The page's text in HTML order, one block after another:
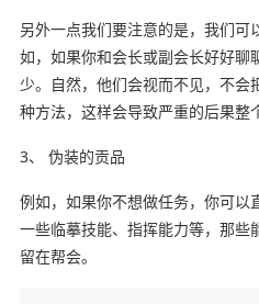
另外一点我们要注意的是，我们可
如，如果你和会长或副会长好好聊
少。自然，他们会视而不见，不
种方法，这样会导致严重的后果整
3、 伪装的贡品
例如，如果你不想做任务，你可以
一些临摹技能、指挥能力等，那些
留在帮会。